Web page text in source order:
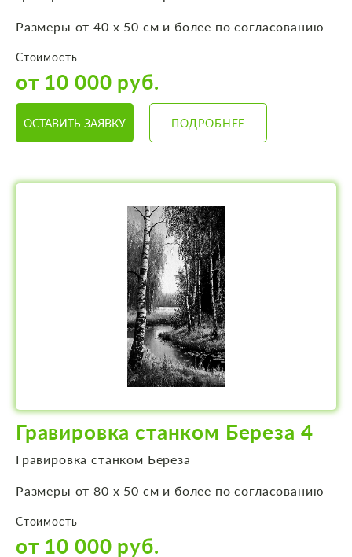
Размеры от 40 х 50 см и более по согласованию
Стоимость
от 10 000 руб.
ОСТАВИТЬ ЗАЯВКУ ПОДРОБНЕЕ
Гравировка станком Береза 4
Гравировка станком Береза
Размеры от 80 х 50 см и более по согласованию
Стоимость
от 10 000 руб.